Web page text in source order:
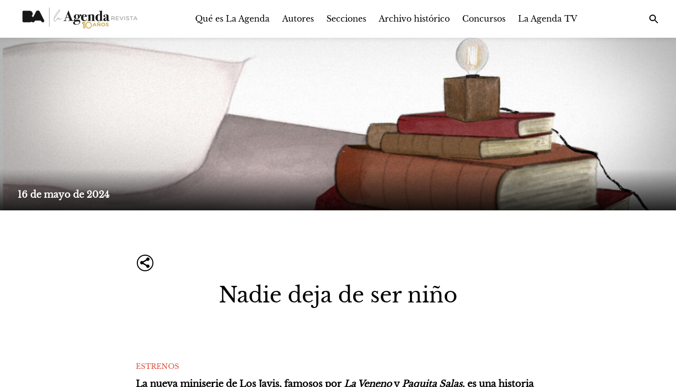
Qué es La Agenda Autores Secciones Archivo histórico Concursos La Agenda TV
16 de mayo de 2024
Nadie deja de ser niño
ESTRENOS
La nueva miniserie de Los Javis, famosos por La Veneno y Paquita Salas, es una historia